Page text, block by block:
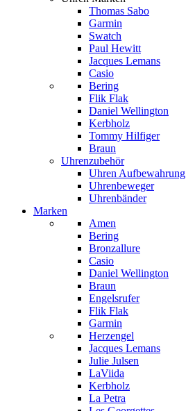
Thomas Sabo
Garmin
Swatch
Paul Hewitt
Jacques Lemans
Casio
Bering
Flik Flak
Daniel Wellington
Kerbholz
Tommy Hilfiger
Braun
Uhrenzubehör
Uhren Aufbewahrung
Uhrenbeweger
Uhrenbänder
Marken
Amen
Bering
Bronzallure
Casio
Daniel Wellington
Braun
Engelsrufer
Flik Flak
Garmin
Herzengel
Jacques Lemans
Julie Julsen
LaViida
Kerbholz
La Petra